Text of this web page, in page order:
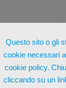
Questo sito o gli
cookie necessari
cookie policy.
cliccando su un